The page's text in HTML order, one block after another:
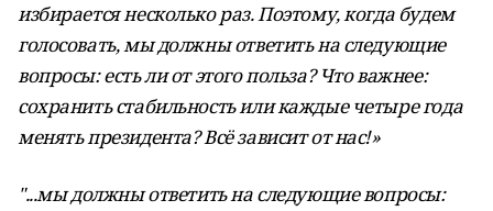
избирается несколько раз. Поэтому, когда будем
голосовать, мы должны ответить на следующие
вопросы: есть ли от этого польза? Что важнее:
сохранить стабильность или каждые четыре года
менять президента? Всё зависит от нас!»
"...мы должны ответить на следующие вопросы: